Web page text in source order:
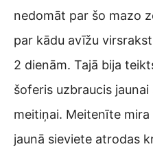
nedomāt par šo mazo
par kādu avīžu
2 dienām. Tajā bija
šoferis uzbraucis
meitiņai. Meitenīte
jaunā sieviete atrodas